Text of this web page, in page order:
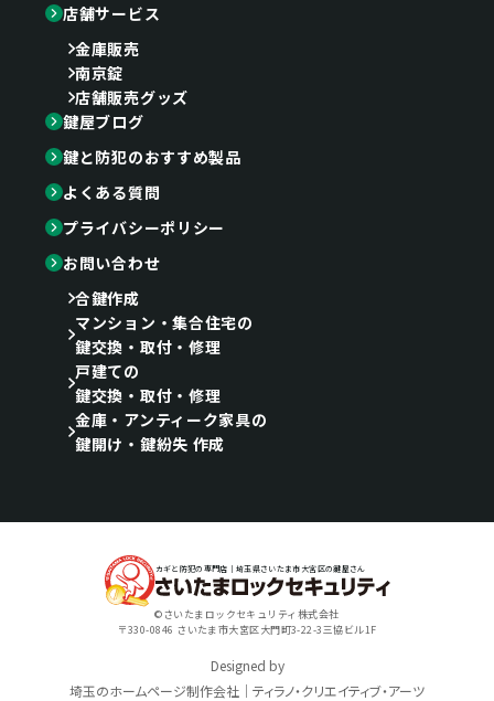
店舗サービス
金庫販売
南京錠
店舗販売グッズ
鍵屋ブログ
鍵と防犯のおすすめ製品
よくある質問
プライバシーポリシー
お問い合わせ
合鍵作成
マンション・集合住宅の
鍵交換・取付・修理
戸建ての
鍵交換・取付・修理
金庫・アンティーク家具の
鍵開け・鍵紛失 作成
カギと防犯の専門店｜埼玉県さいたま市大宮区の鍵屋さん
©さいたまロックセキュリティ株式会社
〒330-0846 さいたま市大宮区大門町3-22-3三協ビル1F
Designed by
埼玉のホームページ制作会社｜ティラノ・クリエイティブ・アーツ